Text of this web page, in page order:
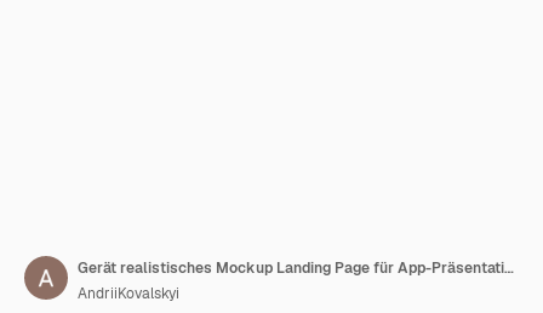
Gerät realistisches Mockup Landing Page für App-Präsentation oder Webseite Glassmorphism Circle Dector Webseite im minimalistischen Stil Laptop realistisch Eps 10 Vektorrealistisches Konzept
AndriiKovalskyi